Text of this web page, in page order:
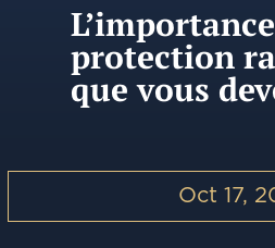
protection
que vous
Oct 17,